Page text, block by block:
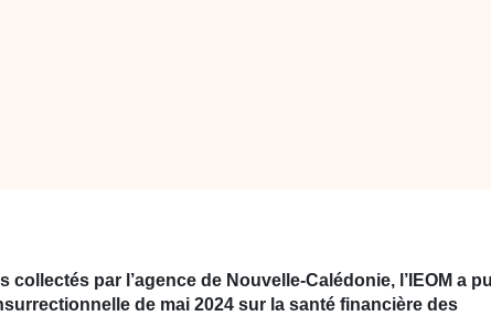
par l’agence de Nouvelle-Calédonie, l’IEOM a
de mai 2024 sur la santé financière des